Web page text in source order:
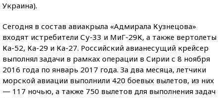
Украина).
Сегодня в состав авиакрыла «Адмирала Кузнецова»
входят истребители Су-33 и МиГ-29К, а также вертолеты
Ка-52, Ка-29 и Ка-27. Российский авианесущий крейсер
выполнял задачи в рамках операции в Сирии с 8 ноября
2016 года по январь 2017 года. За два месяца, летчики
морской авиации выполнили 420 боевых вылетов, из них
— 117 ночью, а также 750 вылетов для выполнения задач